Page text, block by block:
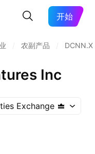
开始
农副产品 DCNN.X
Inc
Exchange